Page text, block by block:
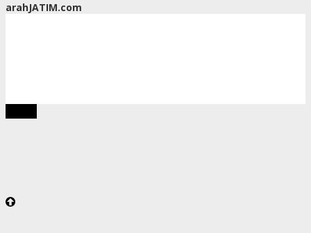
arahJATIM.com